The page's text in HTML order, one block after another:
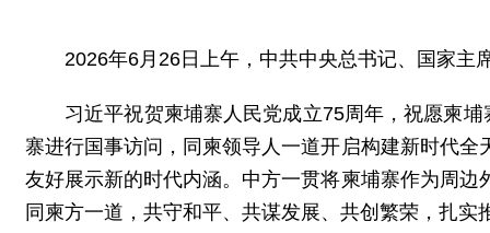
2026年6月26日上午，中共中央总书记、国家主
习近平祝贺柬埔寨人民党成立75周年，祝愿柬
寨进行国事访问，同柬领导人一道开启构建新时代
友好展示新的时代内涵。中方一贯将柬埔寨作为周
同柬方一道，共守和平、共谋发展、共创繁荣，扎